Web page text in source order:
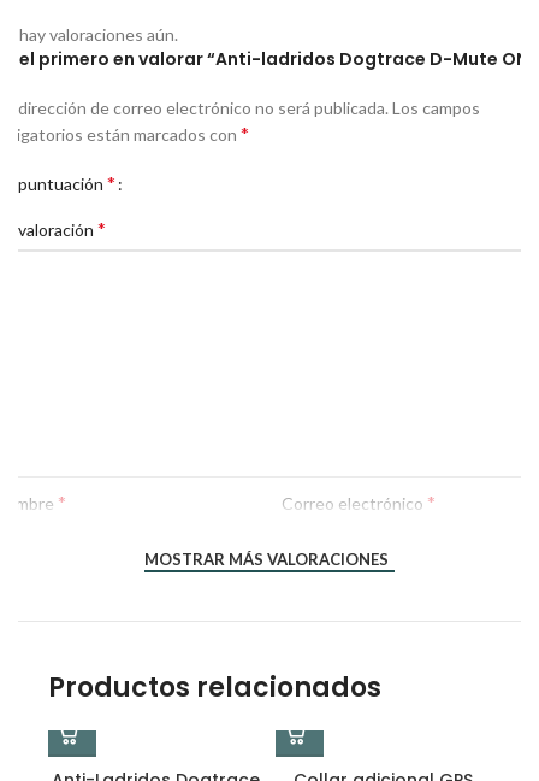
hay valoraciones aún.
el primero en valorar “Anti-ladridos Dogtrace D-Mute
dirección de correo electrónico no será publicada.Los campos
están marcados con *
puntuación *
valoración *
* Correo electrónico *
MOSTRAR MÁS VALORACIONES
Productos relacionados